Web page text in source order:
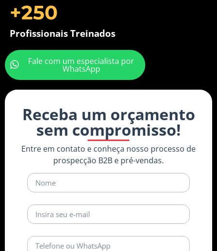
Fale com um especialista por
WhatsApp
Profissionais Treinados
+250
Receba um orçamento
sem compromisso!
Entre em contato e conheça nosso processo de
prospecção B2B e pré-vendas.